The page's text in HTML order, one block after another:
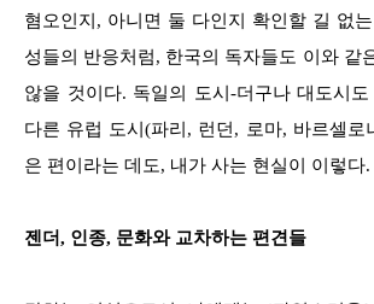
혐오인지, 아니면 둘 다인지 확인할 길 없
성들의 반응처럼, 한국의 독자들도 이와 같
않을 것이다. 독일의 도시-더구나 대도시
다른 유럽 도시(파리, 런던, 로마, 바르셀로
은 편이라는 데도, 내가 사는 현실이 이렇다.
젠더, 인종, 문화와 교차하는 편견들